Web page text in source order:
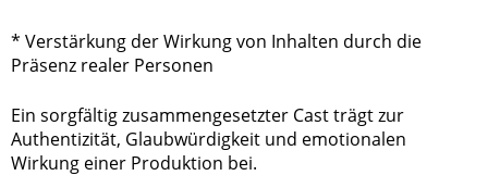
* Verstärkung der Wirkung von Inhalten durch die
Präsenz realer Personen
Ein sorgfältig zusammengesetzter Cast trägt zur
Authentizität, Glaubwürdigkeit und emotionalen
Wirkung einer Produktion bei.